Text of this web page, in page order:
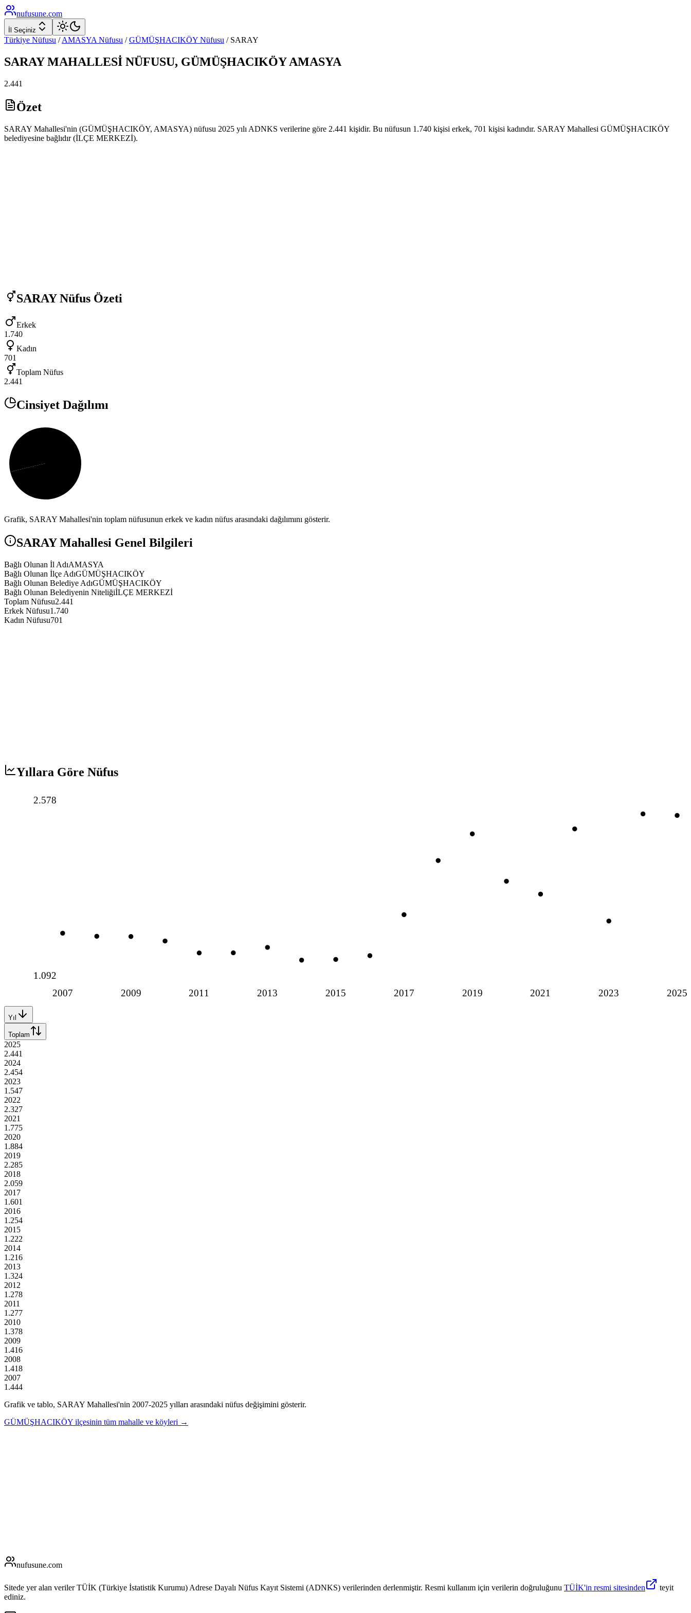
nufusune.com
İl Seçiniz
Türkiye Nüfusu / AMASYA Nüfusu / GÜMÜŞHACIKÖY Nüfusu / SARAY
SARAYMAHALLESİ NÜFUSU, GÜMÜŞHACIKÖY AMASYA
2.441
Özet
SARAY Mahallesi'nin (GÜMÜŞHACIKÖY, AMASYA) nüfusu 2025 yılı ADNKS verilerine göre 2.441 kişidir. Bu nüfusun 1.740 kişisi erkek, 701 kişisi kadındır. SARAY Mahallesi GÜMÜŞHACIKÖY
belediyesine bağlıdır (İLÇE MERKEZİ).
SARAYNüfus Özeti
Erkek
1.740
Kadın
701
Toplam Nüfus
2.441
Cinsiyet Dağılımı
Grafik, SARAY Mahallesi'nin toplam nüfusunun erkek ve kadın nüfus arasındaki dağılımını gösterir.
SARAYMahallesi Genel Bilgileri
Bağlı Olunan İl AdıAMASYA
Bağlı Olunan İlçe AdıGÜMÜŞHACIKÖY
Bağlı Olunan Belediye AdıGÜMÜŞHACIKÖY
Bağlı Olunan Belediyenin NiteliğiİLÇE MERKEZİ
Toplam Nüfusu2.441
Erkek Nüfusu1.740
Kadın Nüfusu701
Yıllara Göre Nüfus
2007 2009 2011 2013 2015 2017 2019 2021 2023 2025
2.578
1.092
Yıl
Toplam
2025
2.441
2024
2.454
2023
1.547
2022
2.327
2021
1.775
2020
1.884
2019
2.285
2018
2.059
2017
1.601
2016
1.254
2015
1.222
2014
1.216
2013
1.324
2012
1.278
2011
1.277
2010
1.378
2009
1.416
2008
1.418
2007
1.444
Grafik ve tablo, SARAY Mahallesi'nin 2007-2025 yılları arasındaki nüfus değişimini gösterir.
GÜMÜŞHACIKÖY ilçesinin tüm mahalle ve köyleri →
nufusune.com
Sitede yer alan veriler TÜİK (Türkiye İstatistik Kurumu) Adrese Dayalı Nüfus Kayıt Sistemi (ADNKS) verilerinden derlenmiştir. Resmi kullanım için verilerin doğruluğunu TÜİK'in resmi sitesinden
teyit
ediniz.